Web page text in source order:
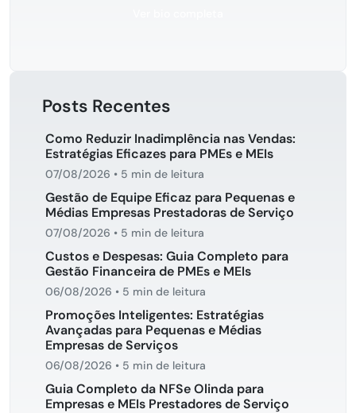
Posts Recentes
Como Reduzir Inadimplência nas Vendas:
Estratégias Eficazes para PMEs e MEIs
07/08/2026 • 5 min de leitura
Gestão de Equipe Eficaz para Pequenas e
Médias Empresas Prestadoras de Serviço
07/08/2026 • 5 min de leitura
Custos e Despesas: Guia Completo para
Gestão Financeira de PMEs e MEIs
06/08/2026 • 5 min de leitura
Promoções Inteligentes: Estratégias
Avançadas para Pequenas e Médias
Empresas de Serviços
06/08/2026 • 5 min de leitura
Guia Completo da NFSe Olinda para
Empresas e MEIs Prestadores de Serviço